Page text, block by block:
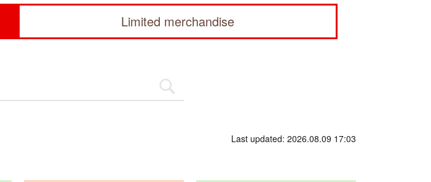
Limited merchandise
Last updated: 2026.08.09 17:03